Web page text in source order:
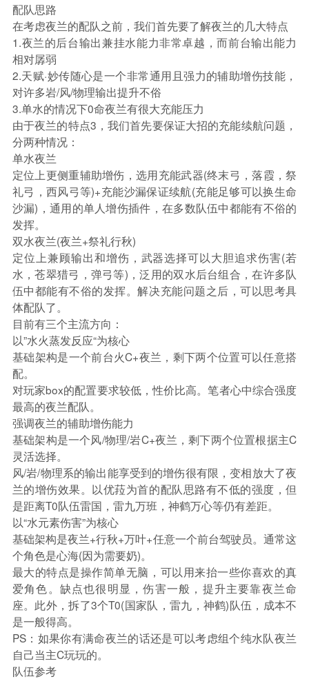
配队思路
在考虑夜兰的配队之前，我们首先要了解夜兰的几大特点
1.夜兰的后台输出兼挂水能力非常卓越，而前台输出能力
相对孱弱
2.天赋·妙传随心是一个非常通用且强力的辅助增伤技能，
对许多岩/风/物理输出提升不俗
3.单水的情况下0命夜兰有很大充能压力
由于夜兰的特点3，我们首先要保证大招的充能续航问题，
分两种情况：
单水夜兰
定位上更侧重辅助增伤，选用充能武器(终末弓，落霞，祭
礼弓，西风弓等)+充能沙漏保证续航(充能足够可以换生命
沙漏)，通用的单人增伤插件，在多数队伍中都能有不俗的
发挥。
双水夜兰(夜兰+祭礼行秋)
定位上兼顾输出和增伤，武器选择可以大胆追求伤害(若
水，苍翠猎弓，弹弓等)，泛用的双水后台组合，在许多队
伍中都能有不俗的发挥。解决充能问题之后，可以思考具
体配队了。
目前有三个主流方向：
以”水火蒸发反应“为核心
基础架构是一个前台火C+夜兰，剩下两个位置可以任意搭
配。
对玩家box的配置要求较低，性价比高。笔者心中综合强度
最高的夜兰配队。
强调夜兰的辅助增伤能力
基础架构是一个风/物理/岩C+夜兰，剩下两个位置根据主C
灵活选择。
风/岩/物理系的输出能享受到的增伤很有限，变相放大了夜
兰的增伤效果。以优菈为首的配队思路有不低的强度，但
是距离T0队伍雷国，雷九万班，神鹤万心等仍有差距。
以“水元素伤害”为核心
基础架构是夜兰+行秋+万叶+任意一个前台驾驶员。通常这
个角色是心海(因为需要奶)。
最大的特点是操作简单无脑，可以用来抬一些你喜欢的真
爱角色。缺点也很明显，伤害一般，提升主要靠夜兰命
座。此外，拆了3个T0(国家队，雷九，神鹤)队伍，成本不
是一般得高。
PS：如果你有满命夜兰的话还是可以考虑组个纯水队夜兰
自己当主C玩玩的。
队伍参考